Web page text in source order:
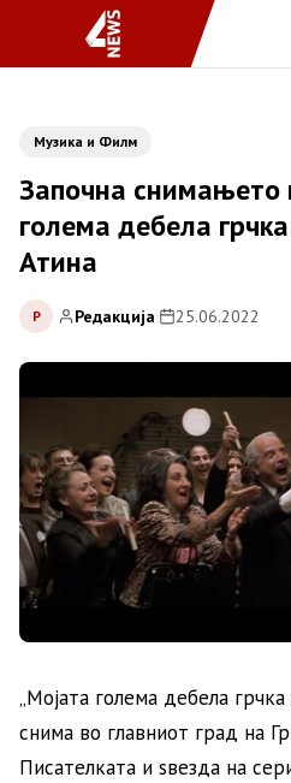
Музика и Филм
Започна снимањето
голема дебела
Атина
Р Редакција| 25.06.2022
„Мојата голема дебела
снима во главниот град на
Писателката и ѕвезда на